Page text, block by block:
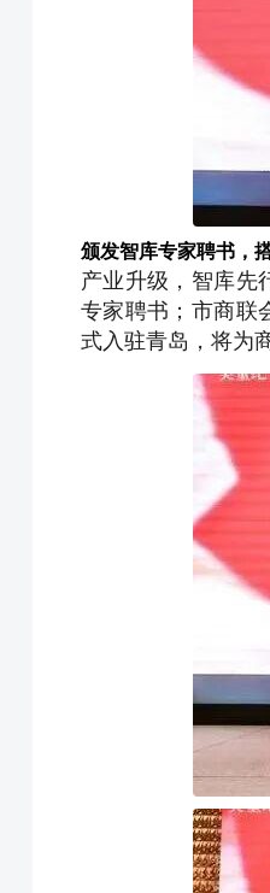
颁发智库专家聘书，
产业升级，智库先
专家聘书；市商联
式入驻青岛，将为